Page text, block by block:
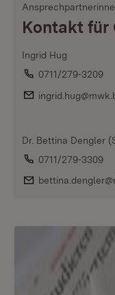
Kontakt für
Ingrid Hug
Telefon:
0711/279-3209
E-Mail:
Dr. Bettina Dengler
Telefon:
0711/279-3309
E-Mail: